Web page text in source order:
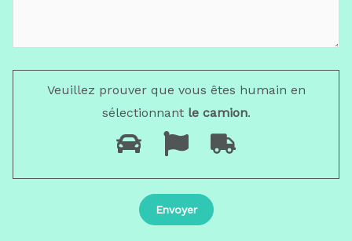
Veuillez prouver que vous êtes humain en
sélectionnantle camion.